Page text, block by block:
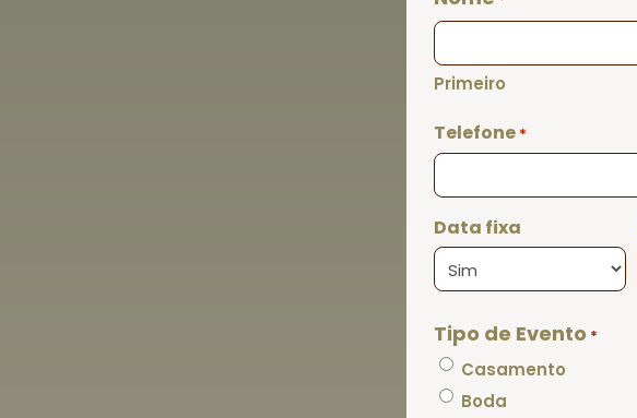
Primeiro
Telefone *
Data fixa
Tipo de Evento *
Casamento
Boda